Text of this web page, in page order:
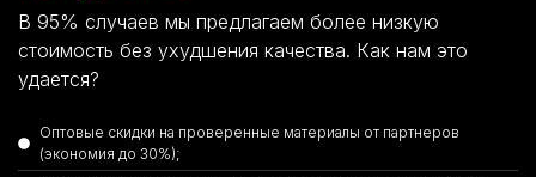
В 95% случаев мы предлагаем более низкую
стоимость без ухудшения качества. Как нам это
удается?
Оптовые скидки на проверенные материалы от партнеров
(экономия до 30%);